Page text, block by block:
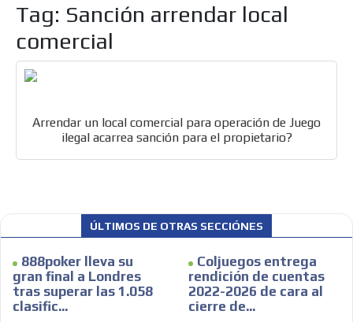
Tag: Sanción arrendar local
comercial
Arrendar un local comercial para operación de Juego
ilegal acarrea sanción para el propietario?
ÚLTIMOS DE OTRAS SECCIÓNES
888poker lleva su
gran final a Londres
tras superar las 1.058
clasific...
Coljuegos entrega
rendición de cuentas
2022-2026 de cara al
cierre de...